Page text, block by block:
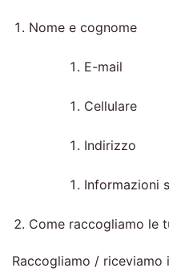
Nome e cognome
E-mail
Cellulare
Indirizzo
Informazioni
Come raccogliamo le
Raccogliamo /